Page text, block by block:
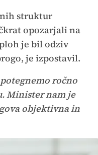
struktur
opozarjali na
je bil odziv
je izpostavil.
ročno
Minister nam je
objektivna in